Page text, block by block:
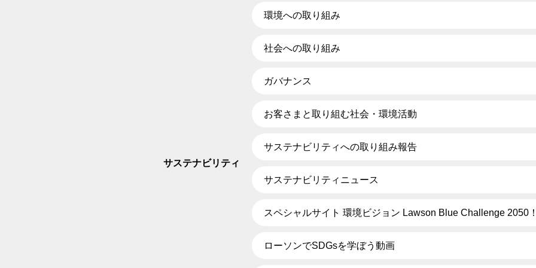
サステナビリティ
環境への取り組み
社会への取り組み
ガバナンス
お客さまと取り組む社会・環境活動
サステナビリティへの取り組み報告
サステナビリティニュース
スペシャルサイト 環境ビジョン Lawson Blue Challenge 2050
ローソンでSDGsを学ぼう動画